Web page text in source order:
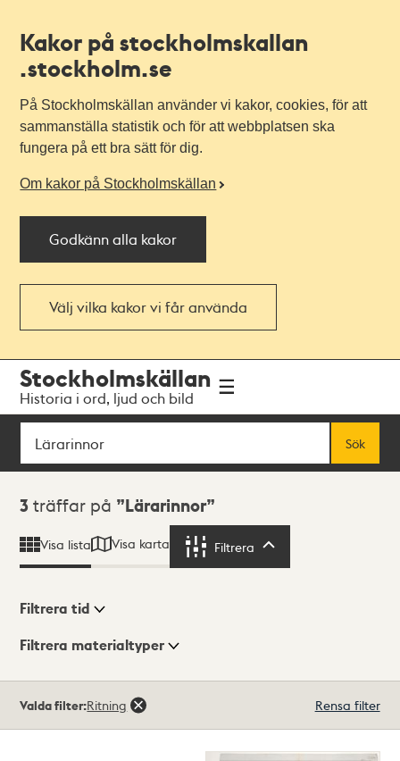
Kakor på stockholmskallan
.stockholm.se
På Stockholmskällan använder vi kakor, cookies, för att
sammanställa statistik och för att webbplatsen ska
fungera på ett bra sätt för dig.
Om kakor på Stockholmskällan
Godkänn alla kakor
Välj vilka kakor vi får använda
navigationen
huvudinnehållet
Stockholmskällan
Historia i ord, ljud och bild
Sök
Sök
Sökresultat
3 träffar på Lärarinnor
Visa lista Visa karta Filtrera
Visningsläge
Filtrera tid
Filtrera materialtyper
träffar
Valda filter:Ritning Rensa filter